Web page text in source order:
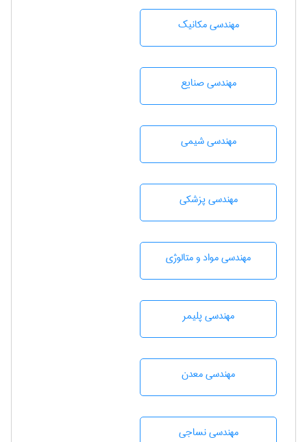
مهندسی مکانیک
مهندسی صنايع
مهندسي شيمی
مهندسی پزشکی
مهندسی مواد و متالوژی
مهندسی پليمر
مهندسی معدن
مهندسي نساجی